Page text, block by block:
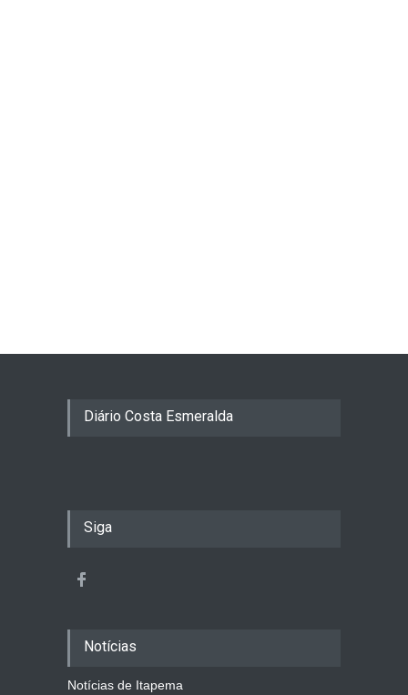
Diário Costa Esmeralda
Siga
Notícias
Notícias de Itapema